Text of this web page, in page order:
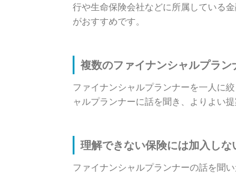
行や生命保険会社などに所属している
がおすすめです。
複数のファイナンシャルプラン
ファイナンシャルプランナーを一人に
ャルプランナーに話を聞き、よりよい
理解できない保険には加入しな
ファイナンシャルプランナーの話を聞